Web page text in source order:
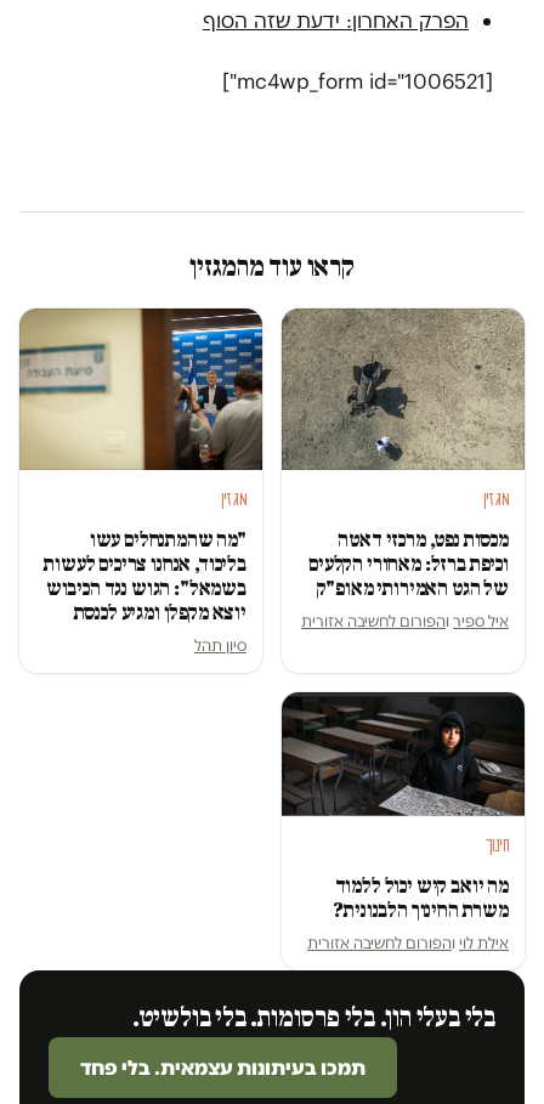
הפרק האחרון: ידעת שזה הסוף
[mc4wp_form id="1006521"]
קראו עוד מהמגזין
מגזין
מכסות נפט, מרכזי דאטה
וכיפת ברזל: מאחורי הקלעים
של הגט האמירותי מאופ"ק
איל ספיר והפורום לחשיבה אזורית
מגזין
"מה שהמתנחלים עשו
בליכוד, אנחנו צריכים לעשות
בשמאל": הגוש נגד הכיבוש
יוצא מקפלן ומגיע לכנסת
סיון תהל
חינוך
מה יואב קיש יכול ללמוד
משרת החינוך הלבנונית?
אילת לוי והפורום לחשיבה אזורית
בלי בעלי הון. בלי פרסומות. בלי בולשיט.
תמכו בעיתונות עצמאית. בלי פחד